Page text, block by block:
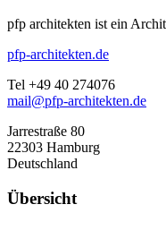
pfp architekten ist ein
pfp-architekten.de
Tel +49 40 274076
mail@pfp-architekten.de
Jarrestraße 80
22303 Hamburg
Deutschland
Übersicht